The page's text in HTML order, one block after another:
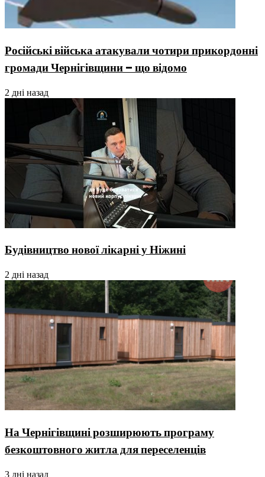
Російські війська атакували чотири прикордонні
громади Чернігівщини – що відомо
2 дні назад
Будівництво нової лікарні у Ніжині
2 дні назад
На Чернігівщині розширюють програму
безкоштовного житла для переселенців
3 дні назад